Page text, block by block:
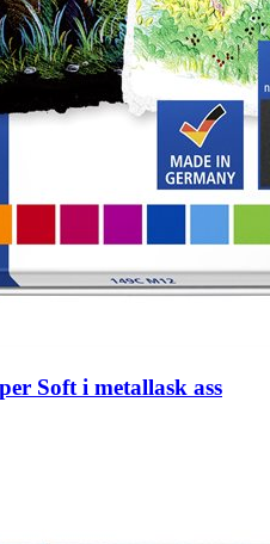
Soft i metallask ass